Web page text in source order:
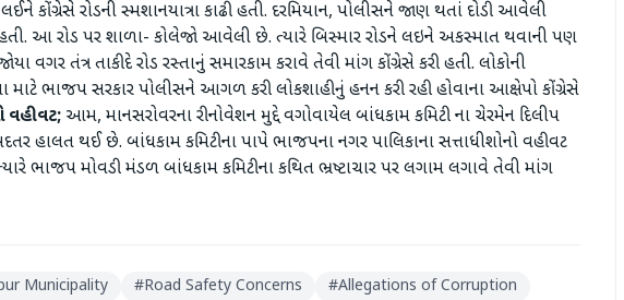
કોંગ્રેસે રોડની સ્મશાનયાત્રા કાઢી હતી. દરમિયાન, પોલીસને જાણ થતાં દોડી આવેલી
હતી. આ રોડ પર શાળા- કોલેજો આવેલી છે. ત્યારે બિસ્માર રોડને લઇને અકસ્માત થવાની પણ
વગર તંત્ર તાકીદે રોડ રસ્તાનું સમારકામ કરાવે તેવી માંગ કોંગ્રેસે કરી હતી. લોકોની
ભાજપ સરકાર પોલીસને આગળ કરી લોકશાહીનું હનન કરી રહી હોવાના આક્ષેપો કોંગ્રેસે
વહીવટ; આમ, માનસરોવરના રીનોવેશન મુદ્દે વગોવાયેલ બાંધકામ કમિટી ના ચેરમેન દિલીપ
હાલત થઈ છે. બાંધકામ કમિટીના પાપે ભાજપના નગર પાલિકાના સત્તાધીશોનો વહીવટ
ભાજપ મોવડી મંડળ બાંધકામ કમિટીના કથિત ભ્રષ્ટાચાર પર લગામ લગાવે તેવી માંગ
Municipality #Road Safety Concerns #Allegations of Corruption